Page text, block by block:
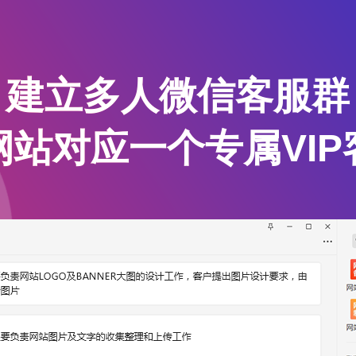
建立多人微信客服群
站对应一个专属VIP